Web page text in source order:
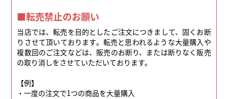
■転売禁止のお願い
当店では、転売を目的としたご注文につきまして、固くお断
りさせて頂いております。転売と思われるような大量購入や
複数回のご注文などは、販売のお断り、または断りなく販売
の取り消しをさせていただいております。
【例】
・一度の注文で1つの商品を大量購入